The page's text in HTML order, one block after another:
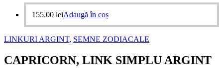
155.00 leiAdaugă în coș
LINKURI ARGINT, SEMNE ZODIACALE
CAPRICORN, LINK SIMPLU ARGINT